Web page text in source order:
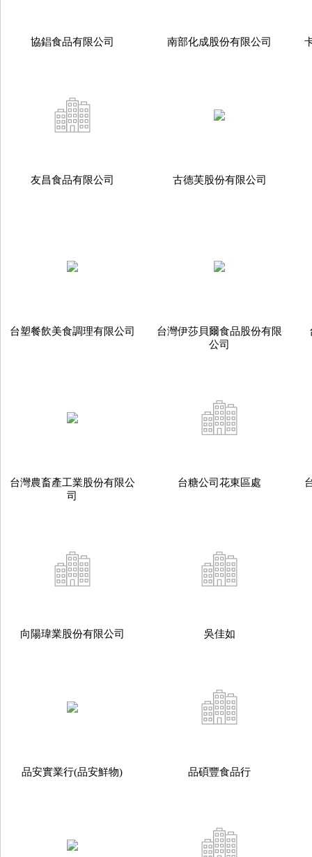
協錩食品有限公司 南部化成股份有限公司
友昌食品有限公司 古德芙股份有限公司
台塑餐飲美食調理有限公司
台灣伊莎貝爾食品股份有限
公司
台灣農畜產工業股份有限公
司
台糖公司花東區處
向陽瑋業股份有限公司 吳佳如
品安實業行(品安鮮物) 品碩豐食品行